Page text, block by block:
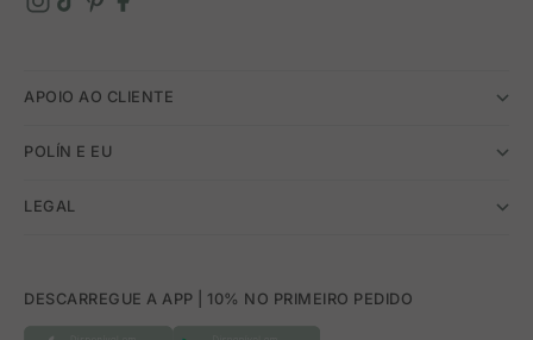
APOIO AO CLIENTE
POLÍN E EU
LEGAL
DESCARREGUE A APP | 10% NO PRIMEIRO PEDIDO